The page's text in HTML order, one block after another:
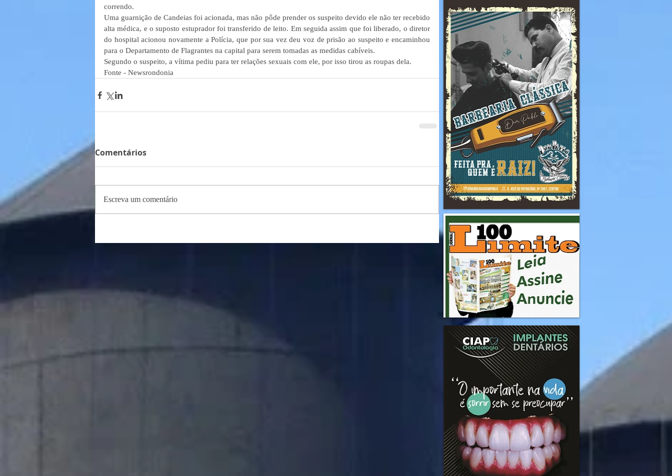
correndo.
Uma guarnição de Candeias foi acionada, mas não pôde prender os suspeito devido ele não ter recebido
alta médica, e o suposto estuprador foi transferido de leito. Em seguida assim que foi liberado, o diretor
do hospital acionou novamente a Polícia, que por sua vez deu voz de prisão ao suspeito e encaminhou
para o Departamento de Flagrantes na capital para serem tomadas as medidas cabíveis.
Segundo o suspeito, a vítima pediu para ter relações sexuais com ele, por isso tirou as roupas dela.
Fonte - Newsrondonia
Comentários
Escreva um comentário